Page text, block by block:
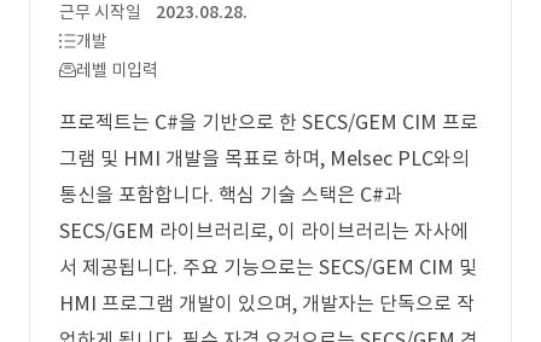
근무 시작일
2023.08.28.
개발
레벨 미입력
프로젝트는 C#을 기반으로 한 SECS/GEM CIM 프로
그램 및 HMI 개발을 목표로 하며, Melsec PLC와의
통신을 포함합니다. 핵심 기술 스택은 C#과
SECS/GEM 라이브러리로, 이 라이브러리는 자사에
서 제공됩니다. 주요 기능으로는 SECS/GEM CIM 및
HMI 프로그램 개발이 있으며, 개발자는 단독으로 작